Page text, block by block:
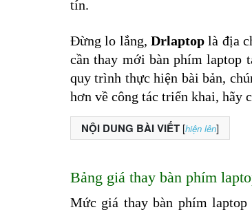
tín.
Đừng lo lắng, Drlaptop là địa
cần thay mới bàn phím laptop
quy trình thực hiện bài bản,
hơn về công tác triển khai, hãy
NỘI DUNG BÀI VIẾT [hiện lên]
Bảng giá thay bàn phím
Mức giá thay bàn phím